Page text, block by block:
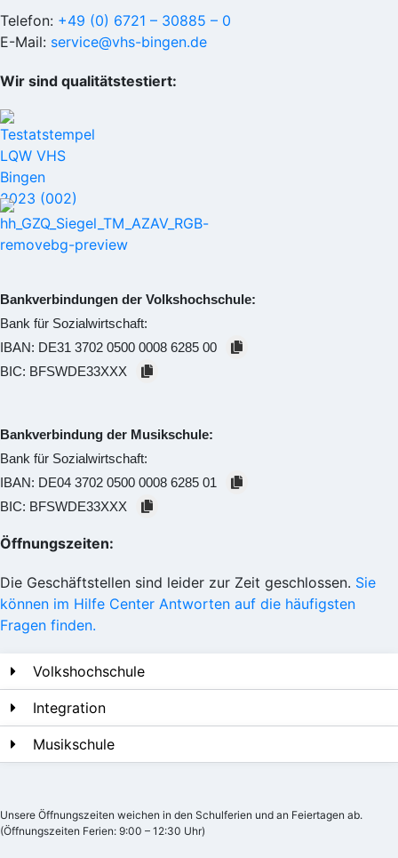
Telefon: +49 (0) 6721 – 30885 – 0
E-Mail: service@vhs-bingen.de
Wir sind qualitätstestiert:
Bankverbindungen der Volkshochschule:
Bank für Sozialwirtschaft:
IBAN: DE31 3702 0500 0008 6285 00
BIC: BFSWDE33XXX
Bankverbindung der Musikschule:
Bank für Sozialwirtschaft:
IBAN: DE04 3702 0500 0008 6285 01
BIC: BFSWDE33XXX
Öffnungszeiten:
Die Geschäftstellen sind leider zur Zeit geschlossen. Sie
können im Hilfe Center Antworten auf die häufigsten
Fragen finden.
Volkshochschule
Integration
Musikschule
Unsere Öffnungszeiten weichen in den Schulferien und an Feiertagen ab.
(Öffnungszeiten Ferien: 9:00 – 12:30 Uhr)